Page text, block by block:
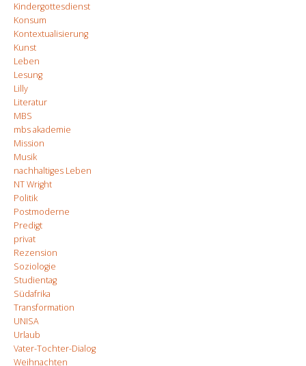
Kindergottesdienst
Konsum
Kontextualisierung
Kunst
Leben
Lesung
Lilly
Literatur
MBS
mbs akademie
Mission
Musik
nachhaltiges Leben
NT Wright
Politik
Postmoderne
Predigt
privat
Rezension
Soziologie
Studientag
Südafrika
Transformation
UNISA
Urlaub
Vater-Tochter-Dialog
Weihnachten